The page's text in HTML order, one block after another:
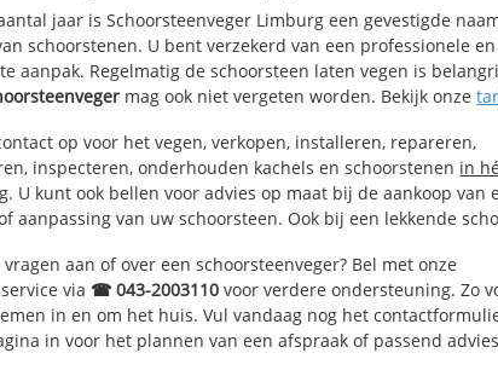
jaar is Schoorsteenveger Limburg een gevestigde
schoorstenen. U bent verzekerd van een professionele en
aanpak. Regelmatig de schoorsteen laten vegen is
mag ook niet vergeten worden. Bekijk onze
op voor het vegen, verkopen, installeren, repareren,
inspecteren, onderhouden kachels en schoorstenen in
. U kunt ook bellen voor advies op maat bij de aankoop van
aanpassing van uw schoorsteen. Ook bij een lekkende
aan of over een schoorsteenveger? Bel met onze
via ☎ 043-2003110 voor verdere ondersteuning. Zo
in en om het huis. Vul vandaag nog het
in voor het plannen van een afspraak of passend